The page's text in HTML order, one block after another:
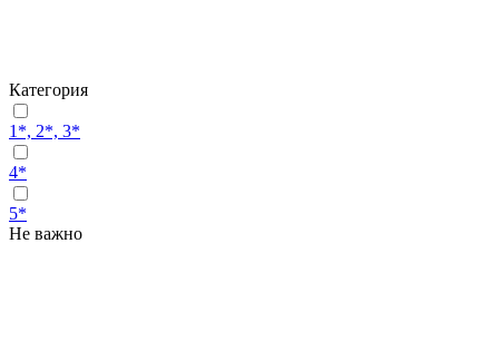
Категория
1*, 2*, 3*
4*
5*
Не важно